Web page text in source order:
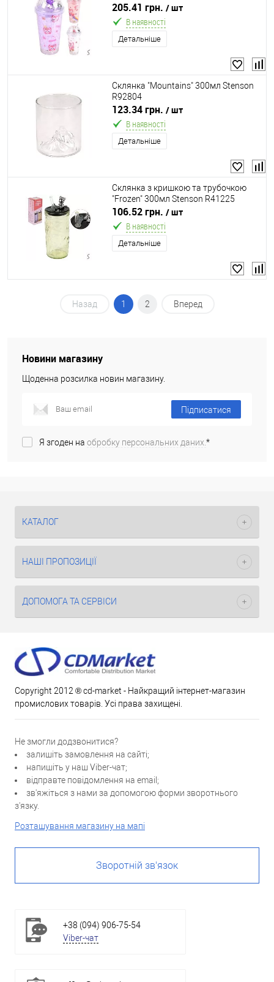
205.41 грн. / шт
В наявності
Детальніше
Склянка "Mountains" 300мл Stenson
R92804
123.34 грн. / шт
В наявності
Детальніше
Склянка з кришкою та трубочкою
"Frozen" 300мл Stenson R41225
106.52 грн. / шт
В наявності
Детальніше
Назад 1 2 Вперед
Новини магазину
Щоденна розсилка новин магазину.
Підписатися
Я згоден на обробку персональних даних.*
КАТАЛОГ
НАШІ ПРОПОЗИЦІЇ
ДОПОМОГА ТА СЕРВІСИ
Copyright 2012 ® cd-market - Найкращий інтернет-магазин
промислових товарів. Усі права захищені.
Не змогли додзвонитися?
залишіть замовлення на сайті;
напишіть у наш Viber-чат;
відправте повідомлення на email;
зв'яжіться з нами за допомогою форми зворотнього
з'язку.
Розташування магазину на мапі
Зворотній зв'язок
+38 (094) 906-75-54
Viber-чат